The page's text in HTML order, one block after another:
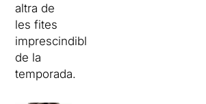
altra de
les fites
imprescindibles
de la
temporada.